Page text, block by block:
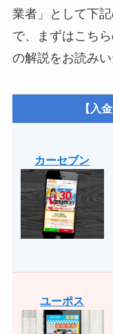
業者」として下
で、まずはこち
の解説をお読み
【入
カーセブン
ユーポス